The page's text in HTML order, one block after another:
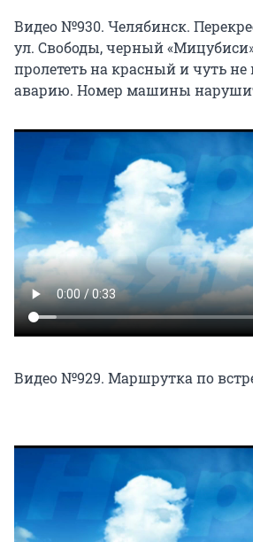
Видео №930. Челябинск.
ул. Свободы, черный
пролететь на красный и чуть не
аварию. Номер машины
Видео №929. Маршрутка по